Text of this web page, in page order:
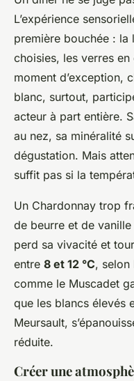
L’expérience
première bouchée : la
choisies, les verres
moment d’exception,
blanc, surtout,
acteur à part entière.
au nez, sa minéralité
dégustation. Mais
suffit pas si la
Un Chardonnay trop
de beurre et de
perd sa vivacité et
entre 8 et 12 °C, selon
comme le Muscadet
que les blancs élevés
Meursault,
réduite.
Créer une